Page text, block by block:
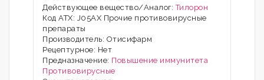
Действующее вещество/Аналог:Тилорон
Код АТХ: J05АХ Прочие противовирусные
препараты
Производитель: Отисифарм
Рецептурное: Нет
Предназначение: Повышение иммунитета
Противовирусные